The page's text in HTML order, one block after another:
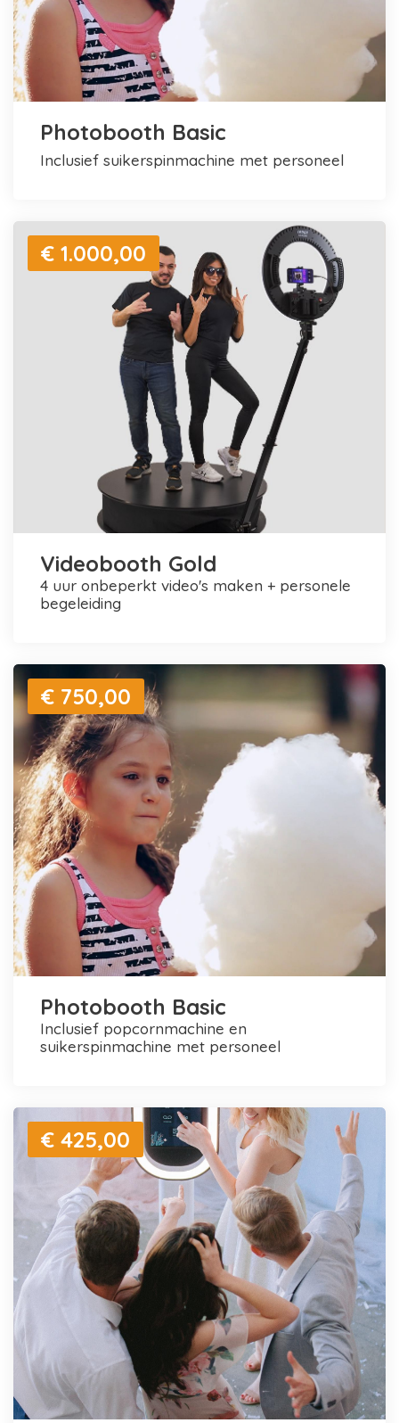
Photobooth Basic
inclusief suikerspinmachine met personeel
€ 1.000,00
Videobooth Gold
4 uur onbeperkt video's maken + personele
begeleiding
€ 750,00
Photobooth Basic
inclusief popcornmachine en
suikerspinmachine met personeel
€ 425,00